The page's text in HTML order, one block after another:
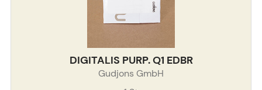
DIGITALIS PURP. Q1 EDBR
Gudjons GmbH